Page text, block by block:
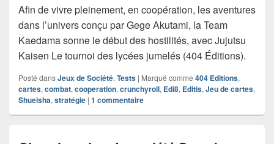
Afin de vivre pleinement, en coopération, les aventures
dans l’univers conçu par Gege Akutami, la Team
Kaedama sonne le début des hostilités, avec Jujutsu
Kaisen Le tournoi des lycées jumelés (404 Éditions).
Posté dansJeux de Société, Tests | Marqué comme 404 Editions,
cartes, combat, cooperation, crunchyroll, Edi8, Editis, Jeu de cartes,
Shueisha, stratégie | 1 commentaire